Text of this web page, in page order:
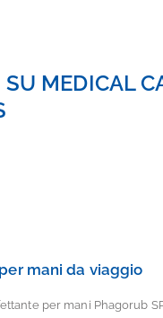
MEDICAL
mani da viaggio
per mani Phagorub